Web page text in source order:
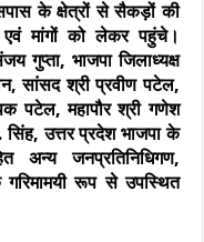
के क्षेत्रों से सैकड़ों की
मांगों को लेकर पहुंचे।
गुप्ता, भाजपा जिलाध्यक्ष
,सांसद श्री प्रवीण पटेल,
पटेल,महापौर श्री गणेश
सिंह,उत्तर प्रदेश भाजपा के
अन्य जनप्रतिनिधिगण,
गरिमामयी रूप से उपस्थित